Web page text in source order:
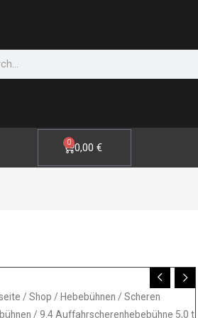
0,00€
0 WARENKORB
/ Shop / Hebebühnen / Scheren
/ 9.4 Auffahrscherenhebebühne 5,0 t